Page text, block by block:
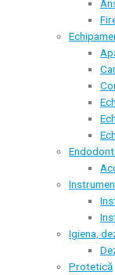
Igiena,
Protetică